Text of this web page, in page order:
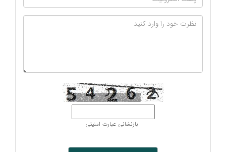
بازنشانی عبارت امنیتی